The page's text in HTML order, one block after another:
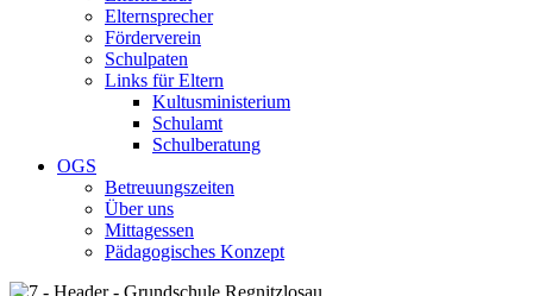
Elternsprecher
Förderverein
Schulpaten
Links für Eltern
Kultusministerium
Schulamt
Schulberatung
OGS
Betreuungszeiten
Über uns
Mittagessen
Pädagogisches Konzept